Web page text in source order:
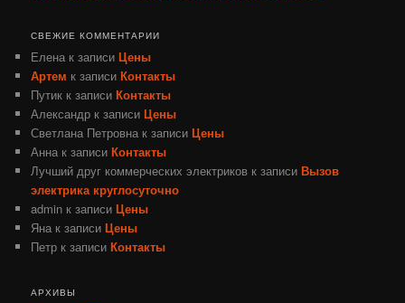
СВЕЖИЕ КОММЕНТАРИИ
Елена к записиЦены
Артем к записиКонтакты
Путик к записиКонтакты
Александр к записиЦены
Светлана Петровна к записиЦены
Анна к записиКонтакты
Лучший друг коммерческих электриков к записиВызов
электрика круглосуточно
admin к записиЦены
Яна к записиЦены
Петр к записиКонтакты
АРХИВЫ